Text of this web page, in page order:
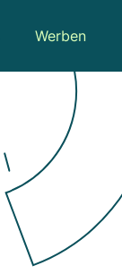
Werben